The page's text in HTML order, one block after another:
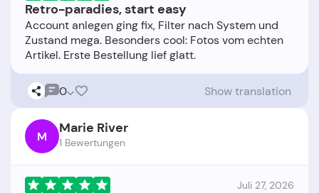
Retro-paradies, start easy
Account anlegen ging fix, Filter nach System und
Zustand mega. Besonders cool: Fotos vom echten
0 Show translation
M Marie River
1 Bewertungen
Juli 27, 2026